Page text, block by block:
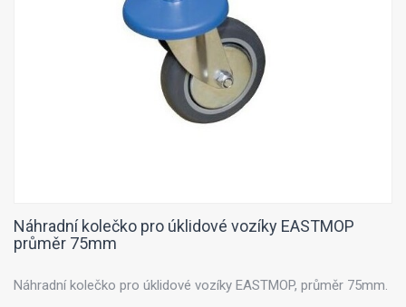
Náhradní kolečko pro úklidové vozíky EASTMOP
průměr 75mm
Náhradní kolečko pro úklidové vozíky EASTMOP, průměr 75mm.